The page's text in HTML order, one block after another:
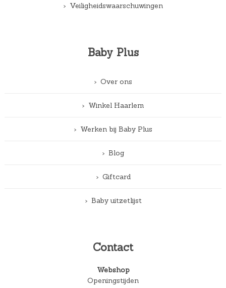
Veiligheidswaarschuwingen
Baby Plus
Over ons
Winkel Haarlem
Werken bij Baby Plus
Blog
Giftcard
Baby uitzetlijst
Contact
Webshop
Openingstijden